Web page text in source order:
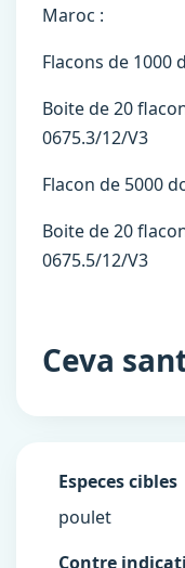
Maroc :
Flacons de 1000
Boite de 20
0675.3/12/V3
Flacon de 5000
Boite de 20
0675.5/12/V3
Ceva
Especes cibles
poulet
Contre